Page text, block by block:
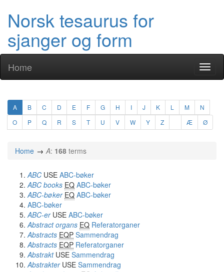
Norsk tesaurus for
sjanger og form
Home
A B C D E F G H I J K L M
N
O
P Q R S T U V W Y Z Æ Ø
Home A: 168 terms
ABC USE ABC-bøker
ABC books EQ ABC-bøker
ABC-bøker EQ ABC-bøker
ABC-bøker
ABC-erUSE ABC-bøker
Abstract organs EQ Referatorganer
Abstracts EQP Sammendrag
Abstracts EQP Referatorganer
AbstraktUSE Sammendrag
AbstrakterUSE Sammendrag